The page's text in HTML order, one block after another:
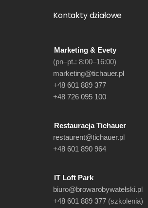
Kontakty działowe
Marketing & Evety
(pn–pt.: 8:00–16:00)
marketing@tichauer.pl
+48 601 889 377
+48 726 095 100
Restauracja Tichauer
restaurent@tichauer.pl
+48 601 890 964
IT Loft Park
biuro@browarobywatelski.pl
+48 601 889 377 (szkolenia)